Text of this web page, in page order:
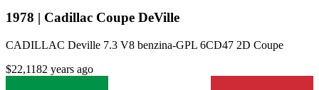
1978 | Cadillac Coupe DeVille
CADILLAC Deville 7.3 V8 benzina-GPL 6CD47 2D Coupe
$22,1182 years ago